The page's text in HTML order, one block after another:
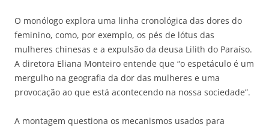
O monólogo explora uma linha cronológica das dores do
feminino, como, por exemplo, os pés de lótus das
mulheres chinesas e a expulsão da deusa Lilith do Paraíso.
A diretora Eliana Monteiro entende que “o espetáculo é um
mergulho na geografia da dor das mulheres e uma
provocação ao que está acontecendo na nossa sociedade”.
A montagem questiona os mecanismos usados para